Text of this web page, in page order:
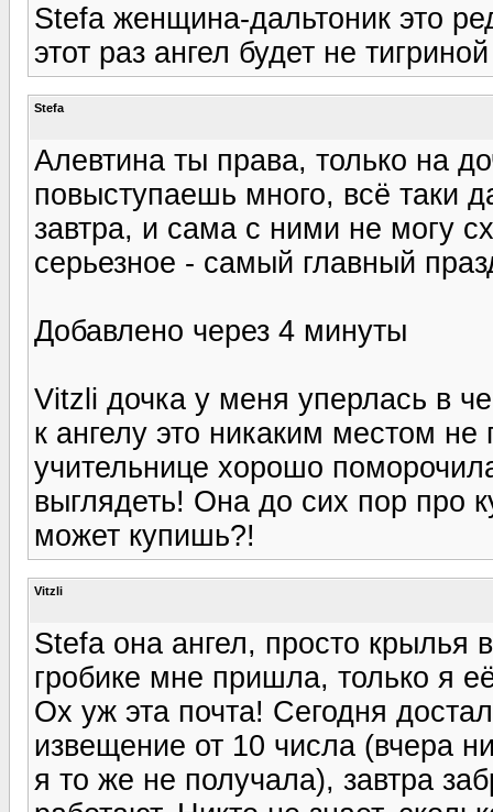
Stefa женщина-дальтоник это
этот раз ангел будет не
Stefa
Алевтина ты права, только на
повыступаешь много, всё таки
завтра, и сама с ними не могу
серьезное - самый главный
Добавлено через 4 минуты
Vitzli дочка у меня уперлась в
к ангелу это никаким местом
учительнице хорошо
выглядеть! Она до сих пор про
может купишь?!
Vitzli
Stefa она ангел, просто крылья
гробике мне пришла, только я
Ох уж эта почта! Сегодня
извещение от 10 числа (вчера
я то же не получала), завтра